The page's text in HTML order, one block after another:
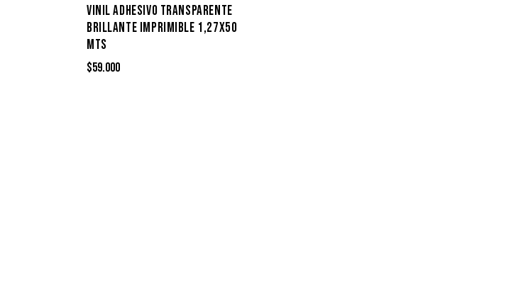
VINIL ADHESIVO TRANSPARENTE
BRILLANTE IMPRIMIBLE 1,27X50
MTS
$59.000